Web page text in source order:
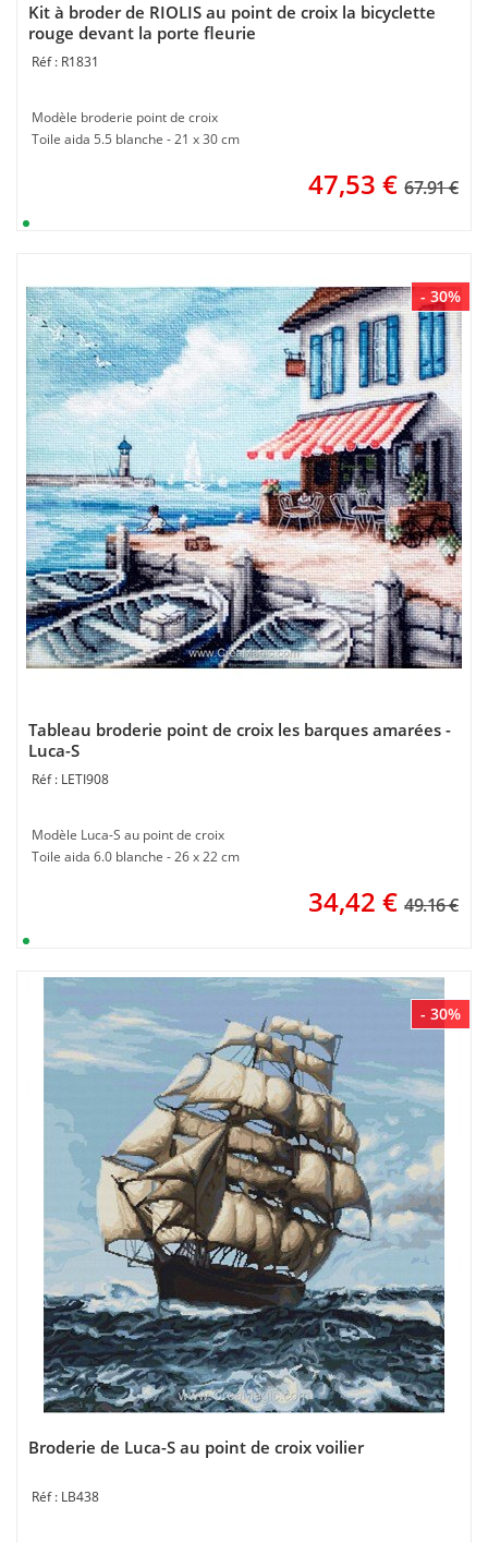
Kit à broder de RIOLIS au point de croix la bicyclette
rouge devant la porte fleurie
R1831
Modèle broderie point de croix
Toile aida 5.5 blanche - 21 x 30 cm
47,53 € 67.91 €
- 30%
Tableau broderie point de croix les barques amarées -
Luca-S
LETI908
Modèle Luca-S au point de croix
Toile aida 6.0 blanche - 26 x 22 cm
34,42 € 49.16 €
- 30%
Broderie de Luca-S au point de croix voilier
LB438